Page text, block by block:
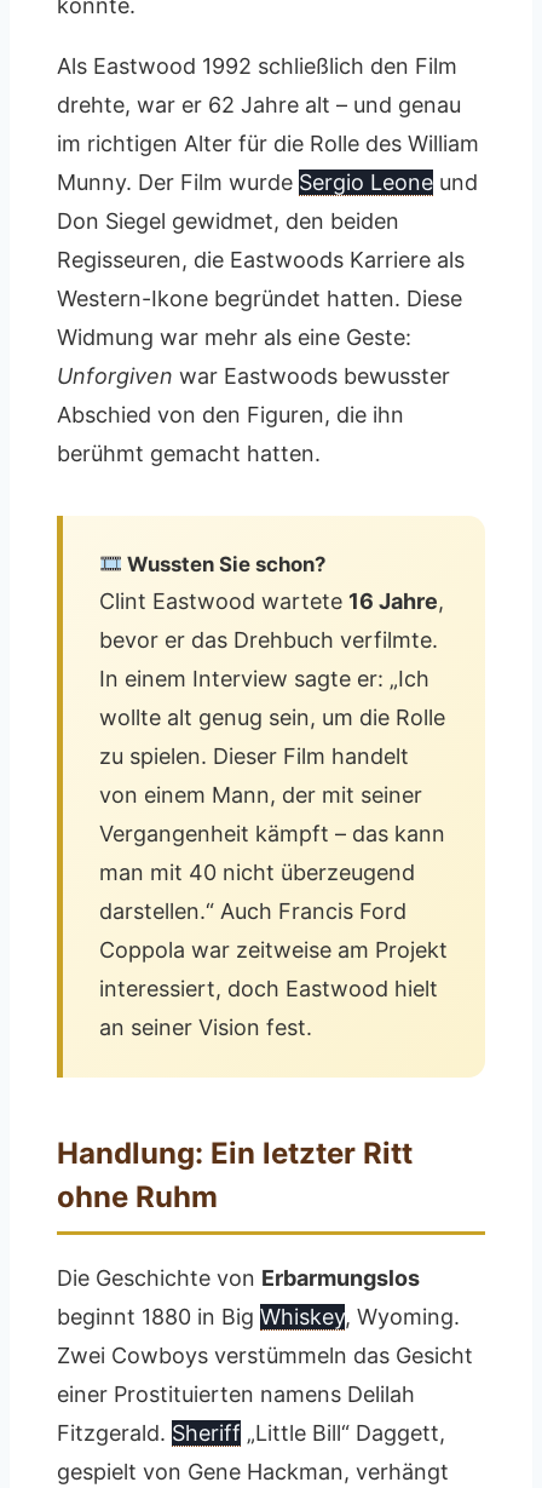
konnte.
Als Eastwood 1992 schließlich den Film
drehte, war er 62 Jahre alt – und genau
im richtigen Alter für die Rolle des William
Munny. Der Film wurde Sergio Leone und
Don Siegel gewidmet, den beiden
Regisseuren, die Eastwoods Karriere als
Western-Ikone begründet hatten. Diese
Widmung war mehr als eine Geste:
Unforgiven war Eastwoods bewusster
Abschied von den Figuren, die ihn
berühmt gemacht hatten.
Wussten Sie schon?
Clint Eastwood wartete 16 Jahre,
bevor er das Drehbuch verfilmte.
In einem Interview sagte er: „Ich
wollte alt genug sein, um die Rolle
zu spielen. Dieser Film handelt
von einem Mann, der mit seiner
Vergangenheit kämpft – das kann
man mit 40 nicht überzeugend
darstellen.“ Auch Francis Ford
Coppola war zeitweise am Projekt
interessiert, doch Eastwood hielt
an seiner Vision fest.
Handlung: Ein letzter Ritt
ohne Ruhm
Die Geschichte von Erbarmungslos
beginnt 1880 in Big Whiskey, Wyoming.
Zwei Cowboys verstümmeln das Gesicht
einer Prostituierten namens Delilah
Fitzgerald. Sheriff „Little Bill“ Daggett,
gespielt von Gene Hackman, verhängt